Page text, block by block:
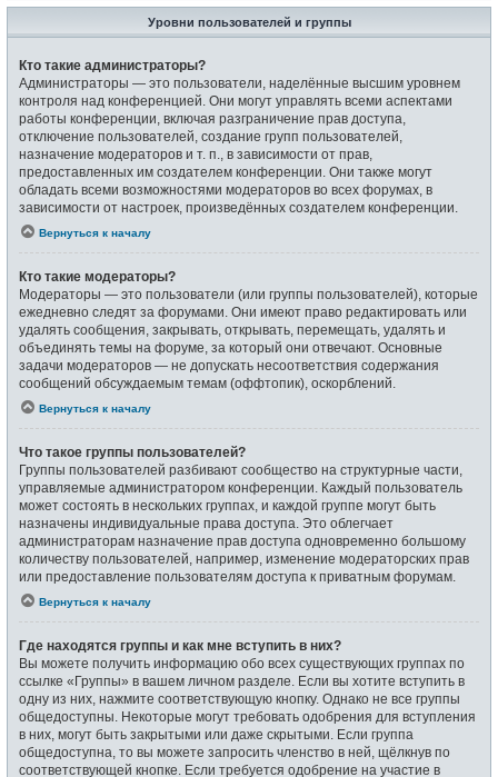
Уровни пользователей и группы
Кто такие администраторы?
Администраторы — это пользователи, наделённые высшим уровнем
контроля над конференцией. Они могут управлять всеми аспектами
работы конференции, включая разграничение прав доступа,
отключение пользователей, создание групп пользователей,
назначение модераторов и т. п., в зависимости от прав,
предоставленных им создателем конференции. Они также могут
обладать всеми возможностями модераторов во всех форумах, в
зависимости от настроек, произведённых создателем конференции.
Вернуться к началу
Кто такие модераторы?
Модераторы — это пользователи (или группы пользователей), которые
ежедневно следят за форумами. Они имеют право редактировать или
удалять сообщения, закрывать, открывать, перемещать, удалять и
объединять темы на форуме, за который они отвечают. Основные
задачи модераторов — не допускать несоответствия содержания
сообщений обсуждаемым темам (оффтопик), оскорблений.
Вернуться к началу
Что такое группы пользователей?
Группы пользователей разбивают сообщество на структурные части,
управляемые администратором конференции. Каждый пользователь
может состоять в нескольких группах, и каждой группе могут быть
назначены индивидуальные права доступа. Это облегчает
администраторам назначение прав доступа одновременно большому
количеству пользователей, например, изменение модераторских прав
или предоставление пользователям доступа к приватным форумам.
Вернуться к началу
Где находятся группы и как мне вступить в них?
Вы можете получить информацию обо всех существующих группах по
ссылке «Группы» в вашем личном разделе. Если вы хотите вступить в
одну из них, нажмите соответствующую кнопку. Однако не все группы
общедоступны. Некоторые могут требовать одобрения для вступления
в них, могут быть закрытыми или даже скрытыми. Если группа
общедоступна, то вы можете запросить членство в ней, щёлкнув по
соответствующей кнопке. Если требуется одобрение на участие в